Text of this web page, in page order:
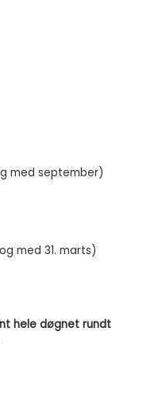
med september)
med 31. marts)
hele døgnet rundt